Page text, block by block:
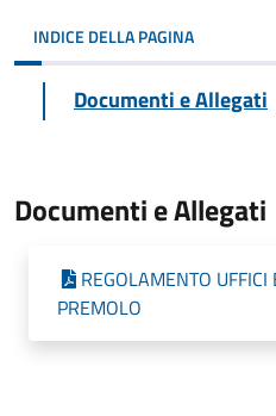
INDICE DELLA PAGINA
Documenti e Allegati
Documenti e Allegati
REGOLAMENTO
PREMOLO